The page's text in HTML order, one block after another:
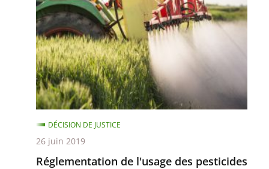
de
l'usage
des
pesticides
Réglementation de l'usage des pesticides
DÉCISION DE JUSTICE
26 juin 2019